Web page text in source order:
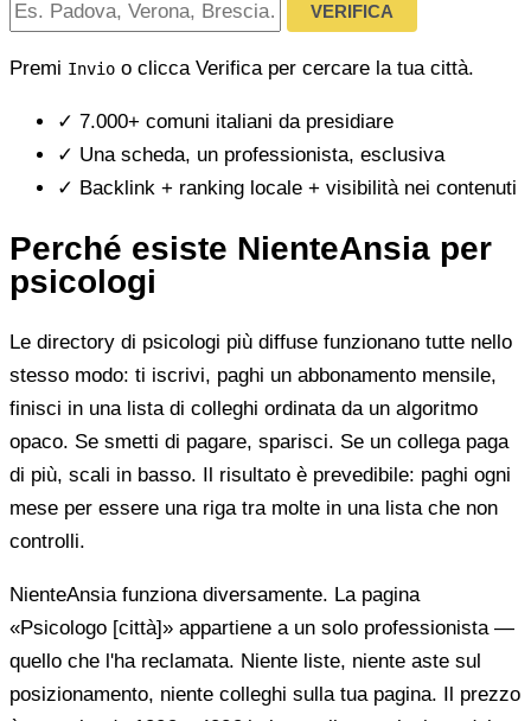
VERIFICA
Premi Invio o clicca Verifica per cercare la tua città.
✓ 7.000+ comuni italiani da presidiare
✓ Una scheda, un professionista, esclusiva
✓ Backlink + ranking locale + visibilità nei contenuti
Perché esiste NienteAnsia per
psicologi
Le directory di psicologi più diffuse funzionano tutte nello
stesso modo: ti iscrivi, paghi un abbonamento mensile,
finisci in una lista di colleghi ordinata da un algoritmo
opaco. Se smetti di pagare, sparisci. Se un collega paga
di più, scali in basso. Il risultato è prevedibile: paghi ogni
mese per essere una riga tra molte in una lista che non
controlli.
NienteAnsia funziona diversamente. La pagina
«Psicologo [città]» appartiene a un solo professionista —
quello che l'ha reclamata. Niente liste, niente aste sul
posizionamento, niente colleghi sulla tua pagina. Il prezzo